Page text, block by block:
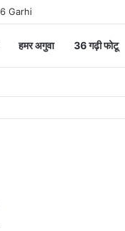
हमर अगुवा 36 गढ़ी फोटू